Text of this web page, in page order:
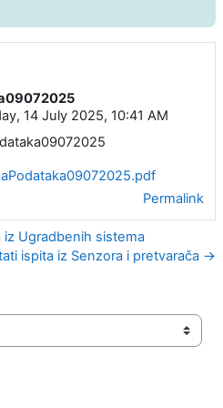
14 July 2025, 10:41 AM
Permalink
Ugradbenih sistema
ispita iz Senzora i pretvarača →